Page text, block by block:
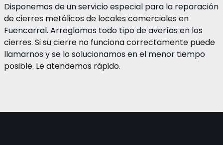
Disponemos de un servicio especial para la reparación
de cierres metálicos de locales comerciales en
Fuencarral. Arreglamos todo tipo de averías en los
cierres. Si su cierre no funciona correctamente puede
llamarnos y se lo solucionamos en el menor tiempo
posible. Le atendemos rápido.